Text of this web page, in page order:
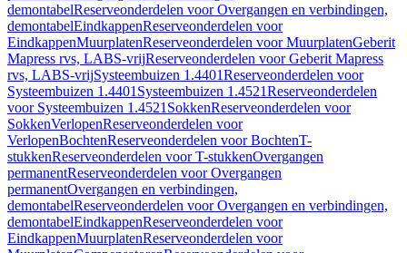
demontabelReserveonderdelen voor Overgangen en verbindingen,
demontabelEindkappenReserveonderdelen voor
EindkappenMuurplatenReserveonderdelen voor MuurplatenGeberit
Mapress rvs, LABS-vrijReserveonderdelen voor Geberit Mapress
rvs, LABS-vrijSysteembuizen 1.4401Reserveonderdelen voor
Systeembuizen 1.4401 Systeembuizen 1.4521Reserveonderdelen
voor Systeembuizen 1.4521 SokkenReserveonderdelen voor
SokkenVerlopenReserveonderdelen voor
VerlopenBochtenReserveonderdelen voor BochtenT-
stukkenReserveonderdelen voor T-stukkenOvergangen
permanentReserveonderdelen voor Overgangen
permanentOvergangen en verbindingen,
demontabelReserveonderdelen voor Overgangen en verbindingen,
demontabelEindkappenReserveonderdelen voor
EindkappenMuurplatenReserveonderdelen voor